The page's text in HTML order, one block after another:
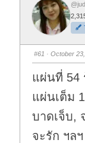
#61 · October
แผ่นที่ 54
แผ่นเต็ม
บาดเจ็บ,
จะรัก ฯล